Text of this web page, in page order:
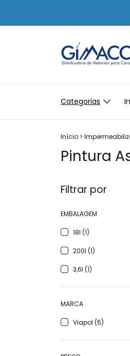
Categorias
Início >
Pintura
Filtrar por
EMBALAGEM
18l (1)
200l (1)
3,6l (1)
MARCA
Viapol (5)